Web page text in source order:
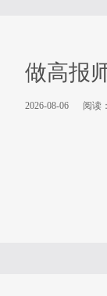
做高报
2026-08-06 阅读